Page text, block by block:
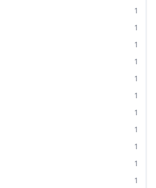
1
1
1
1
1
1
1
1
1
1
1